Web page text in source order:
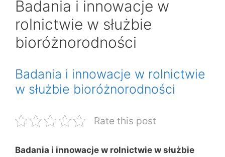
Badania i innowacje w
rolnictwie w służbie
bioróżnorodności
Badania i innowacje w rolnictwie
w służbie bioróżnorodności
Rate this post
Badania i innowacje w rolnictwie w służbie